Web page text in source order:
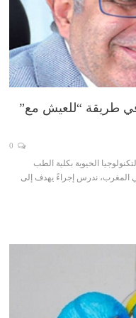
في طريقة “للعيش مع”
الحيوية بكلية الطب
المغرب، ندرس إجراءً يهدف إلى